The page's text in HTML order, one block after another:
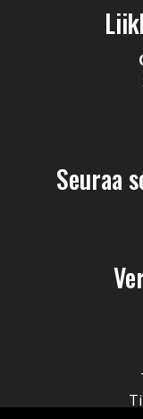
Seuraa